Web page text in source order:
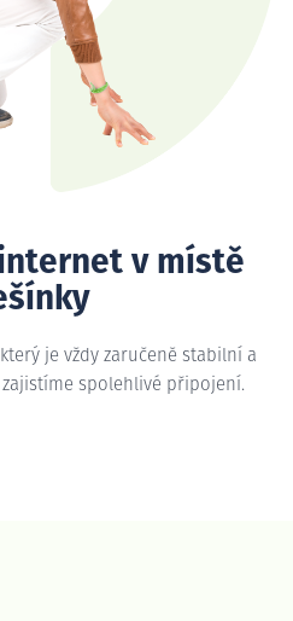
v místě
je vždy zaručeně stabilní a
zajistíme spolehlivé připojení.